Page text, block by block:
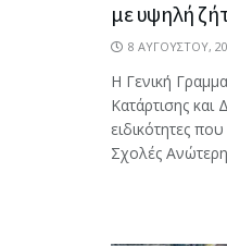
με υψηλή
8 ΑΥΓΟΎΣΤΟΥ,
Η Γενική
Κατάρτισης
ειδικότητες
Σχολές